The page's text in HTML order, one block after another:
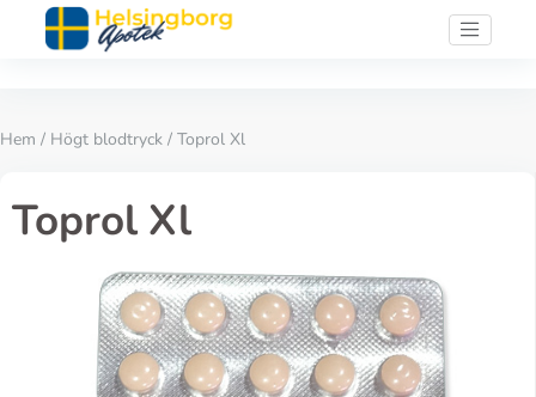
Hem / Högt blodtryck / Toprol Xl
Toprol Xl